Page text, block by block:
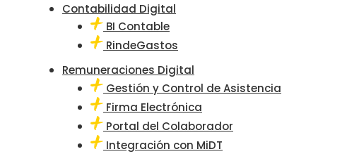
Contabilidad Digital
BI Contable
RindeGastos
Remuneraciones Digital
Gestión y Control de Asistencia
Firma Electrónica
Portal del Colaborador
Integración con MiDT